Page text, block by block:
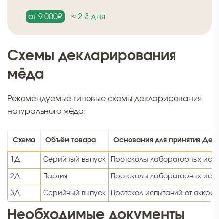
от 9 000₽ ≈ 2-3 дня
Схемы декларирования
мёда
Рекомендуемые типовые схемы декларирования
натурального мёда:
Схема Объём товара Основания для принятия
1Д Серийный выпуск Протоколы лабораторных
2Д Партия Протоколы лабораторных
3Д Серийный выпуск Протокол испытаний от
Необходимые документы